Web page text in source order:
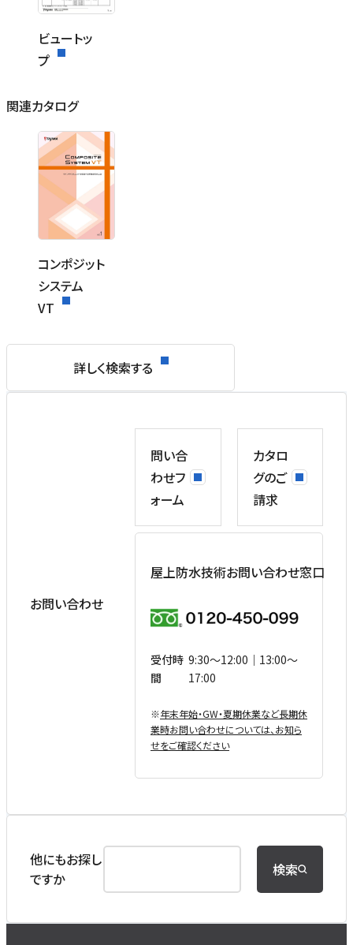
ビュートッ
プ
関連カタログ
コンポジット
システム
VT
詳しく検索する
お問い合わせ
問い合
わせフ
ォーム
カタロ
グのご
請求
屋上防水技術お問い合わせ窓口
受付時
間
9:30〜12:00｜13:00〜
17:00
※年末年始・GW・夏期休業など⻑期休
業時お問い合わせについては、お知ら
せをご確認ください
他にもお探し
ですか
検索